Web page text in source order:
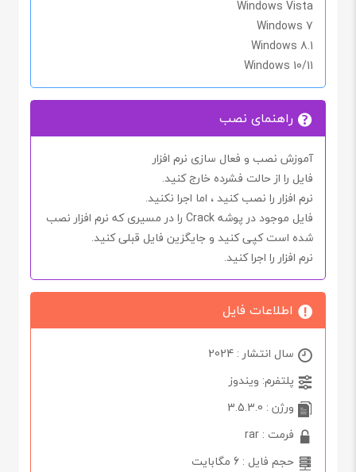
Windows Vista
Windows 7
Windows 8.1
Windows 10/11
راهنمای نصب
آموزش نصب و فعال سازی نرم افزار
فایل را از حالت فشرده خارج کنید.
نرم افزار را نصب کنید ، اما اجرا نکنید.
فایل موجود در پوشهCrack را در مسیری که نرم افزار نصب
شده است کپی کنید و جایگزین فایل قبلی کنید.
نرم افزار را اجرا کنید.
اطلاعات فایل
سال انتشار : 2024
پلتفرم: ویندوز
ورژن : 3.5.3.0
فرمت : rar
حجم فایل : 6 مگابایت